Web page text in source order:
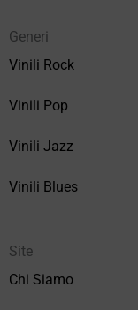
Generi
Vinili Rock
Vinili Pop
Vinili Jazz
Vinili Blues
Site
Chi Siamo